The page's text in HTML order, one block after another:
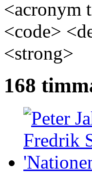
<acronym
<code>
<strong>
168